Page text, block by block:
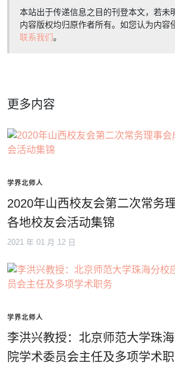
本站出于传递信息之目的刊登本文，若未
内容版权均归原作者所有。如您认为内容
联系我们。
更多内容
学界北师人
2020年山西校友会第二次常务
各地校友会活动集锦
2021 年 01 月 12 日
学界北师人
李洪兴教授：北京师范大学珠
院学术委员会主任及多项学术